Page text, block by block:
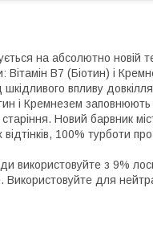
на абсолютно новій
В7 (Біотин) і
впливу
і Кремнезем заповнюють
Новий барвник
100% турботи
використовуйте з 9%
для